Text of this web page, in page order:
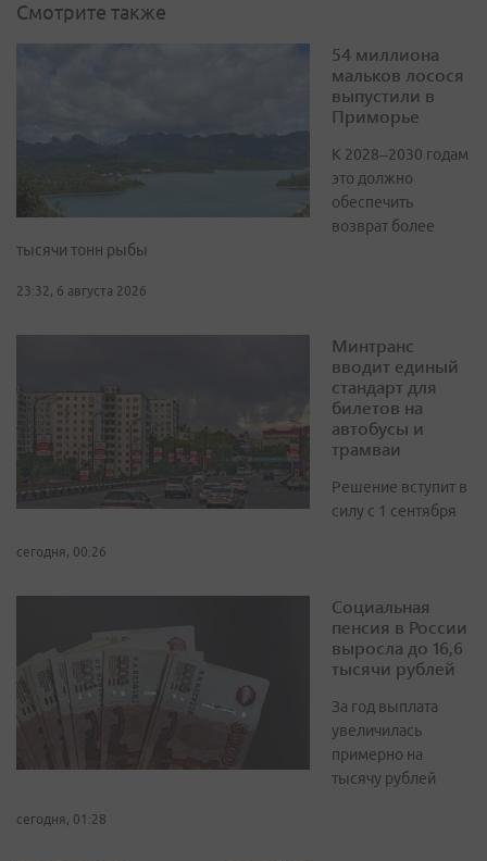
Смотрите также
54 миллиона
мальков лосося
выпустили в
Приморье
К 2028–2030 годам
это должно
обеспечить
возврат более
тысячи тонн рыбы
23:32, 6 августа 2026
Минтранс
вводит единый
стандарт для
билетов на
автобусы и
трамваи
Решение вступит в
силу с 1 сентября
сегодня, 00:26
Социальная
пенсия в России
выросла до 16,6
тысячи рублей
За год выплата
увеличилась
примерно на
тысячу рублей
сегодня, 01:28